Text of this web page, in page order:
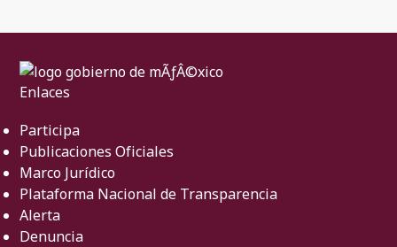
Enlaces
Participa
Publicaciones Oficiales
Marco Jurídico
Plataforma Nacional de Transparencia
Alerta
Denuncia